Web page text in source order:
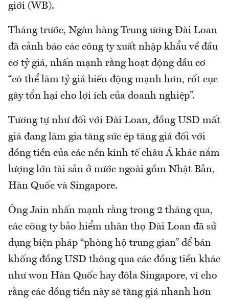
giới (WB).
Tháng trước, Ngân hàng Trung ương Đài Loan
đã cảnh báo các công ty xuất nhập khẩu về đầu
cơ tỷ giá, nhấn mạnh rằng hoạt động đầu cơ
“có thể làm tỷ giá biến động mạnh hơn, rốt cục
gây tổn hại cho lợi ích của doanh nghiệp”.
Tương tự như đối với Đài Loan, đồng USD mất
giá đang làm gia tăng sức ép tăng giá đối với
đồng tiền của các nền kinh tế châu Á khác nắm
lượng lớn tài sản ở nước ngoài gồm Nhật Bản,
Hàn Quốc và Singapore.
Ông Jain nhấn mạnh rằng trong 2 tháng qua,
các công ty bảo hiểm nhân thọ Đài Loan đã sử
dụng biện pháp “phòng hộ trung gian” để bán
khống đồng USD thông qua các đồng tiền khác
như won Hàn Quốc hay đôla Singapore, vì cho
rằng các đồng tiền này sẽ tăng giá nhanh hơn